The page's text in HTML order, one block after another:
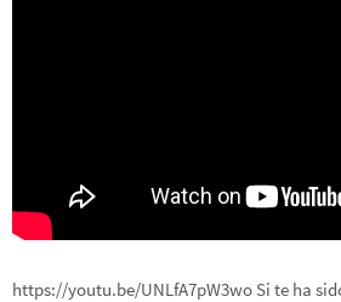
https://youtu.be/UNLfA7pW3wo Si te ha